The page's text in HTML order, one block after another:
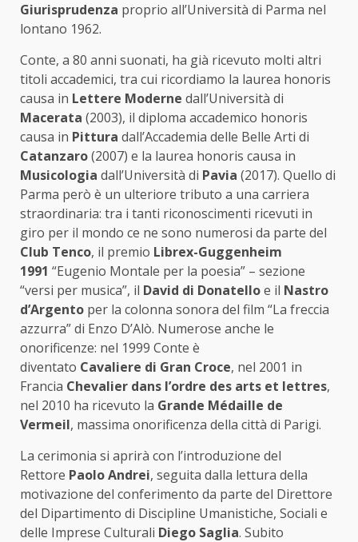
Giurisprudenza proprio all’Università di Parma nel
lontano 1962.
Conte, a 80 anni suonati, ha già ricevuto molti altri
titoli accademici, tra cui ricordiamo la laurea honoris
causa in Lettere Moderne dall’Università di
Macerata (2003), il diploma accademico honoris
causa in Pittura dall’Accademia delle Belle Arti di
Catanzaro(2007) e la laurea honoris causa in
Musicologia dall’Università di Pavia (2017). Quello di
Parma però è un ulteriore tributo a una carriera
straordinaria: tra i tanti riconoscimenti ricevuti in
giro per il mondo ce ne sono numerosi da parte del
Club Tenco, il premio Librex-Guggenheim
1991 “Eugenio Montale per la poesia” – sezione
“versi per musica”, il David di Donatelloe il Nastro
d’Argento per la colonna sonora del film “La freccia
azzurra” di Enzo D’Alò. Numerose anche le
onorificenze: nel 1999 Conte è
diventato Cavaliere di Gran Croce, nel 2001 in
Francia Chevalier dans l’ordre des arts et lettres,
nel 2010 ha ricevuto la Grande Médaille de
Vermeil, massima onorificenza della città di Parigi.
La cerimonia si aprirà con l’introduzione del
Rettore Paolo Andrei, seguita dalla lettura della
motivazione del conferimento da parte del Direttore
del Dipartimento di Discipline Umanistiche, Sociali e
delle Imprese Culturali Diego Saglia. Subito